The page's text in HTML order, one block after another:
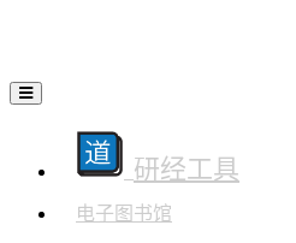
研经工具
电子图书馆